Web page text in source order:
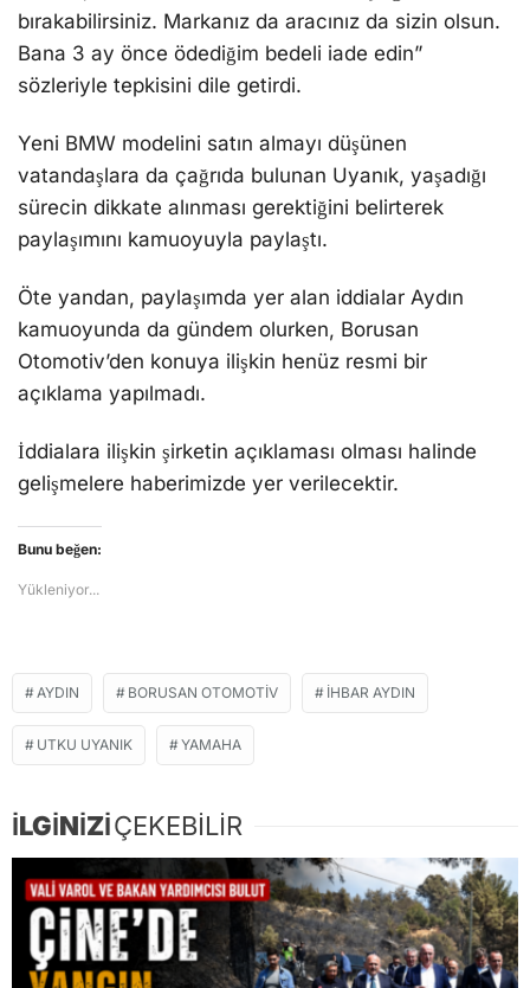
bırakabilirsiniz. Markanız da aracınız da sizin olsun.
Bana 3 ay önce ödediğim bedeli iade edin”
sözleriyle tepkisini dile getirdi.
Yeni BMW modelini satın almayı düşünen
vatandaşlara da çağrıda bulunan Uyanık, yaşadığı
sürecin dikkate alınması gerektiğini belirterek
paylaşımını kamuoyuyla paylaştı.
Öte yandan, paylaşımda yer alan iddialar Aydın
kamuoyunda da gündem olurken, Borusan
Otomotiv’den konuya ilişkin henüz resmi bir
açıklama yapılmadı.
İddialara ilişkin şirketin açıklaması olması halinde
gelişmelere haberimizde yer verilecektir.
Bunu beğen:
Yükleniyor...
AYDIN BORUSAN OTOMOTIV İHBAR AYDIN
UTKU UYANIK YAMAHA
İLGİNİZİÇEKEBİLİR